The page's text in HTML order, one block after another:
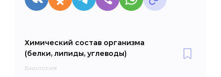
Химический состав организма
(белки, липиды, углеводы)
Биология